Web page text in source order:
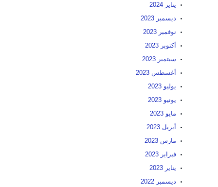
يناير 2024
ديسمبر 2023
نوفمبر 2023
أكتوبر 2023
سبتمبر 2023
أغسطس 2023
يوليو 2023
يونيو 2023
مايو 2023
أبريل 2023
مارس 2023
فبراير 2023
يناير 2023
ديسمبر 2022